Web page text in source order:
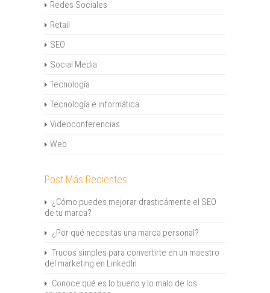
Redes Sociales
Retail
SEO
Social Media
Tecnología
Tecnología e informática
Videoconferencias
Web
Post Más Recientes
¿Cómo puedes mejorar drasticámente el SEO
de tu marca?
¿Por qué necesitas una marca personal?
Trucos simples para convertirte en un maestro
del marketing en LinkedIn
Conoce qué es lo bueno y lo malo de los